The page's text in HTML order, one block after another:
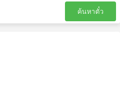
ดินทางด้วยรถบัสคือคุณ
ค้นหาตั๋ว